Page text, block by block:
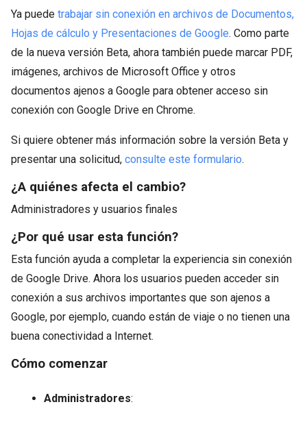
Ya puede trabajar sin conexión en archivos de Documentos,
Hojas de cálculo y Presentaciones de Google. Como parte
de la nueva versión Beta, ahora también puede marcar PDF,
imágenes, archivos de Microsoft Office y otros
documentos ajenos a Google para obtener acceso sin
conexión con Google Drive en Chrome.
Si quiere obtener más información sobre la versión Beta y
presentar una solicitud, consulte este formulario.
¿A quiénes afecta el cambio?
Administradores y usuarios finales
¿Por qué usar esta función?
Esta función ayuda a completar la experiencia sin conexión
de Google Drive. Ahora los usuarios pueden acceder sin
conexión a sus archivos importantes que son ajenos a
Google, por ejemplo, cuando están de viaje o no tienen una
buena conectividad a Internet.
Cómo comenzar
Administradores: